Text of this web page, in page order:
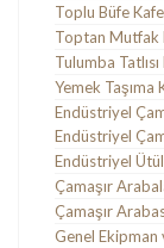
Toplu Büfe
Toptan Mutfak
Tulumba
Yemek Taşıma
Endüstriyel
Endüstriyel
Endüstriyel
Çamaşır
Çamaşır
Genel Ekipman